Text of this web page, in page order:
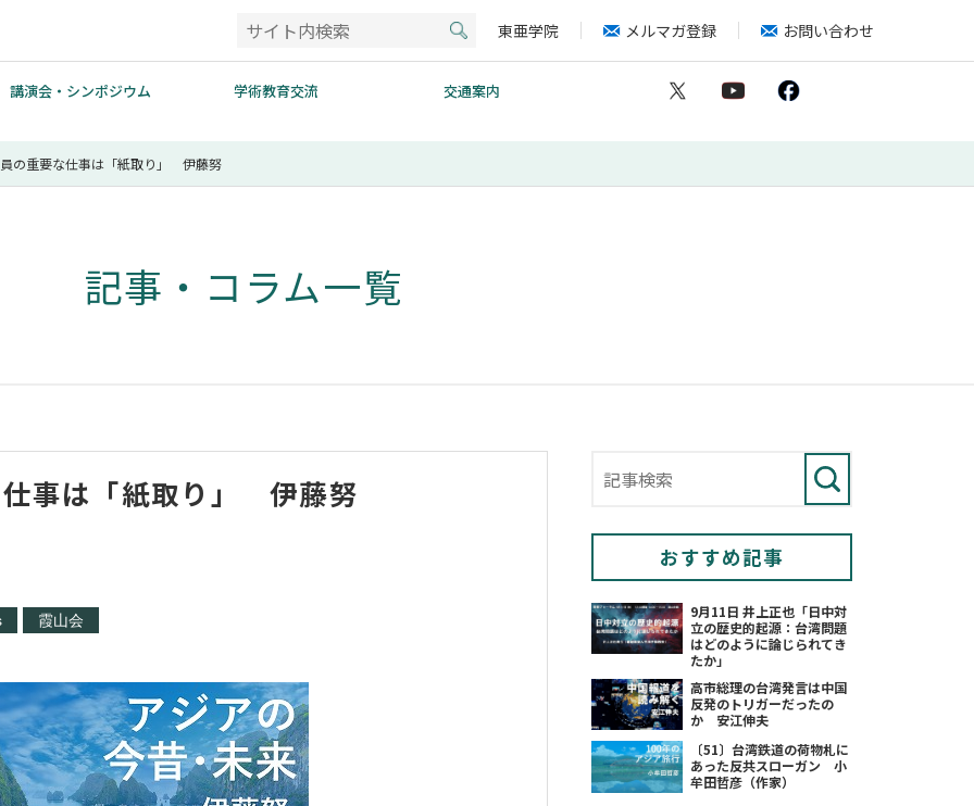
東亜学院 メルマガ登録 お問い合わせ
講演会・シンポジウム 学術教育交流 交通案内
の重要な仕事は「紙取り」 伊藤努
記事・コラム一覧
事は「紙取り」 伊藤努
霞山会
おすすめ記事
9月11日 井上正也「日中対
立の歴史的起源：台湾問題
はどのように論じられてき
たか」
高市総理の台湾発言は中国
反発のトリガーだったの
か 安江伸夫
〔51〕台湾鉄道の荷物札に
あった反共スローガン 小
牟田哲彦（作家）